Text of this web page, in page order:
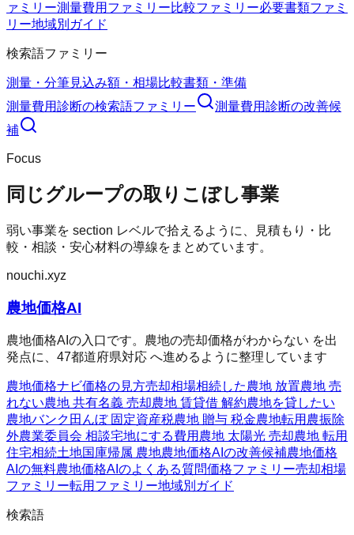
ァミリー測量費用ファミリー比較ファミリー必要書類ファミ
リー地域別ガイド
検索語ファミリー
測量・分筆見込み額・相場比較書類・準備
測量費用診断の検索語ファミリー 測量費用診断の改善候
補
Focus
同じグループの取りこぼし事業
弱い事業を section レベルで拾えるように、見積もり・比
較・相談・安心材料の導線をまとめています。
nouchi.xyz
農地価格AI
農地価格AIの入口です。農地の売却価格がわからない を出
発点に、47都道府県対応 へ進めるように整理しています
農地価格ナビ価格の見方売却相場相続した農地 放置農地 売
れない農地 共有名義 売却農地 賃貸借 解約農地を貸したい
農地バンク 田んぼ 固定資産税農地 贈与 税金農地転用 農振除
外農業委員会 相談宅地にする費用 農地 太陽光 売却農地 転用
住宅相続土地国庫帰属 農地農地価格AIの改善候補農地価格
AIの無料農地価格AIのよくある質問価格ファミリー売却相場
ファミリー転用ファミリー地域別ガイド
検索語